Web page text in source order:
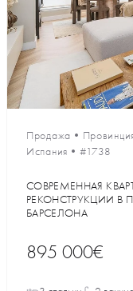
Продажа •
Испания • #1738
СОВРЕМЕННАЯ
РЕКОНСТРУКЦИИ
БАРСЕЛОНА
895 000€